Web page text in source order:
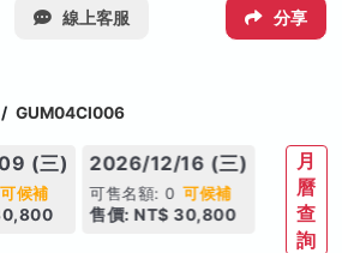
線上客服 分享
/ GUM04CI006
(三)
可候補
2026/12/16 (三)
可售名額: 0 可候補
售價: NT$ 30,800
月
曆
查
詢